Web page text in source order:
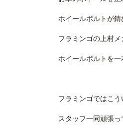
ホイールボルトが
フラミンゴの上村
ホイールボルトを
フラミンゴではこ
スタッフ一同頑張っ